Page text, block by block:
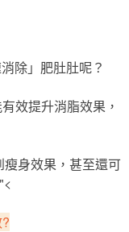
除」肥肚肚呢？
效提升消脂效果，
身效果，甚至還可